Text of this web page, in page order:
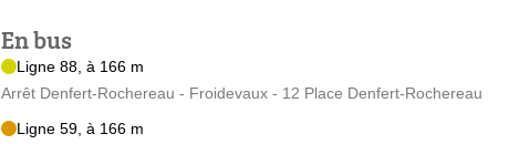
En bus
Ligne 88, à 166 m
Arrêt Denfert-Rochereau - Froidevaux - 12 Place Denfert-Rochereau
Ligne 59, à 166 m